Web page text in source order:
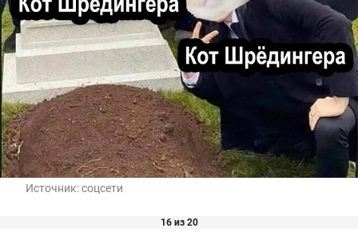
Источник:соцсети
16 из 20